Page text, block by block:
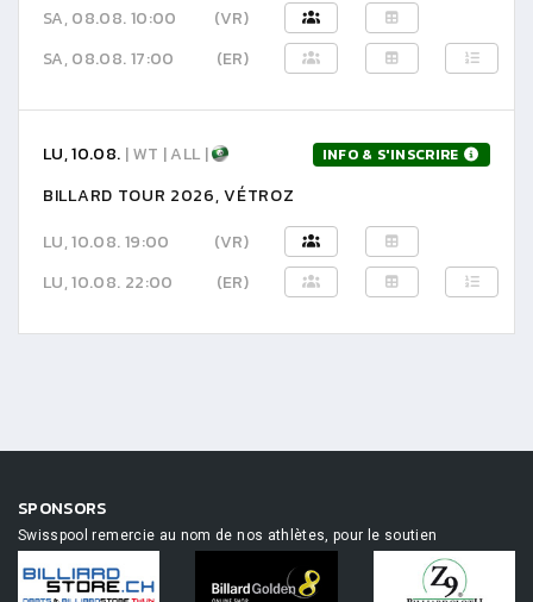
SA, 08.08. 10:00
(VR)
SA, 08.08. 17:00
(ER)
LU, 10.08. | WT | ALL | INFO & S'INSCRIRE
BILLARD TOUR 2026, VÉTROZ
LU, 10.08. 19:00
(VR)
LU, 10.08. 22:00
(ER)
SPONSORS
Swisspool remercie au nom de nos athlètes, pour le soutien